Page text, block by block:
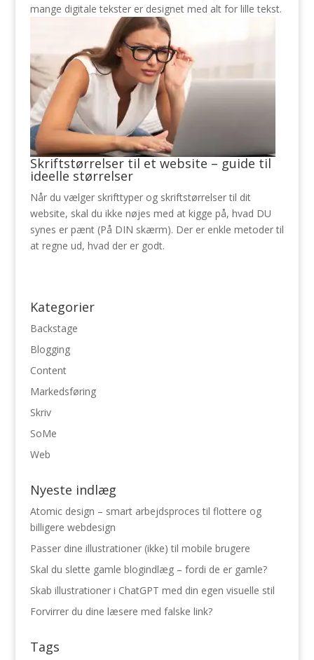
mange digitale tekster er designet med alt for lille tekst.
Skriftstørrelser til et website – guide til
ideelle størrelser
Når du vælger skrifttyper og skriftstørrelser til dit
website, skal du ikke nøjes med at kigge på, hvad DU
synes er pænt (På DIN skærm). Der er enkle metoder til
at regne ud, hvad der er godt.
Kategorier
Backstage
Blogging
Content
Markedsføring
Skriv
SoMe
Web
Nyeste indlæg
Atomic design – smart arbejdsproces til flottere og
billigere webdesign
Passer dine illustrationer (ikke) til mobile brugere
Skal du slette gamle blogindlæg – fordi de er gamle?
Skab illustrationer i ChatGPT med din egen visuelle stil
Forvirrer du dine læsere med falske link?
Tags